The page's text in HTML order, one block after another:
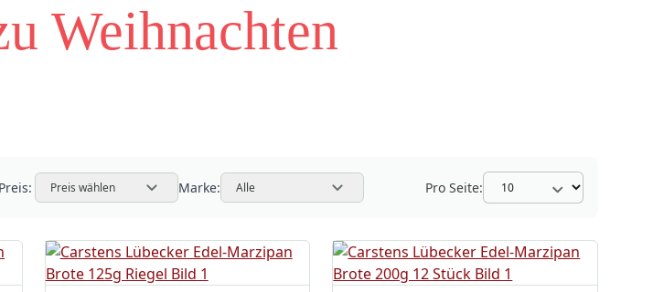
Weihnachten
Preis: Preis wählen Marke: Alle Pro Seite: